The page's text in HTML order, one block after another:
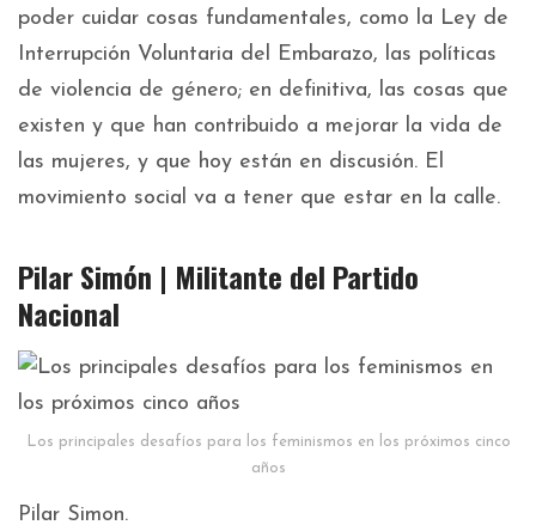
poder cuidar cosas fundamentales, como la Ley de
Interrupción Voluntaria del Embarazo, las políticas
de violencia de género; en definitiva, las cosas que
existen y que han contribuido a mejorar la vida de
las mujeres, y que hoy están en discusión. El
movimiento social va a tener que estar en la calle.
Pilar Simón | Militante del Partido
Nacional
Los principales desafíos para los feminismos en los próximos cinco
años
Pilar Simon.